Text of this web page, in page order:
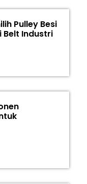
Pulley Besi
Belt Industri